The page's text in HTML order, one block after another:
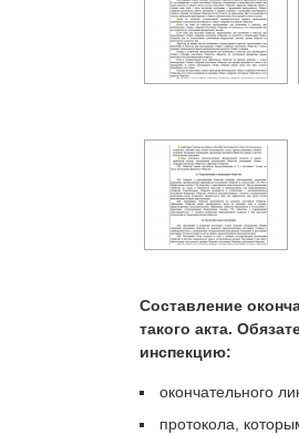
Составление
такого акта.
инспекцию:
окончательного
протокола,